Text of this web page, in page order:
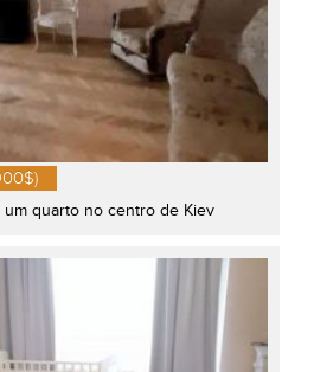
quarto no centro de Kiev